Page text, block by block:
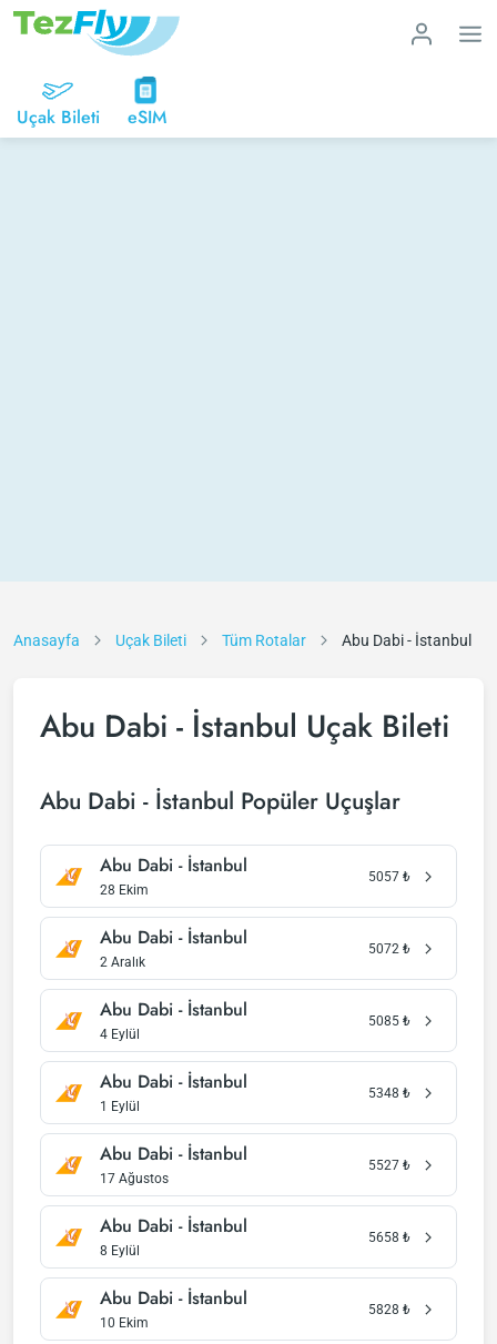
Uçak Bileti eSIM
Anasayfa Uçak Bileti Tüm Rotalar Abu Dabi - İstanbul
Abu Dabi - İstanbul Uçak Bileti
Abu Dabi - İstanbul Popüler Uçuşlar
Abu Dabi - İstanbul
28 Ekim
5057 ₺
Abu Dabi - İstanbul
2 Aralık
5072 ₺
Abu Dabi - İstanbul
4 Eylül
5085 ₺
Abu Dabi - İstanbul
1 Eylül
5348 ₺
Abu Dabi - İstanbul
17 Ağustos
5527 ₺
Abu Dabi - İstanbul
8 Eylül
5658 ₺
Abu Dabi - İstanbul
10 Ekim
5828 ₺